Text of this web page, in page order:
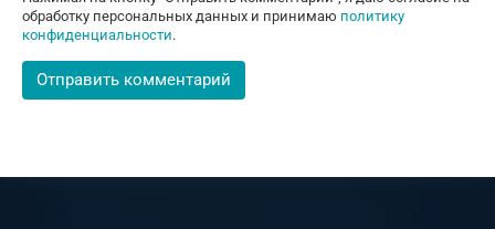
обработку персональных данных и принимаю политику
конфиденциальности.